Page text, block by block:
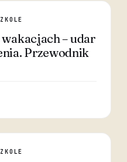
– udar
Przewodnik